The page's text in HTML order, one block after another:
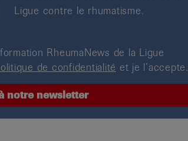
Ligue contre le rhumatisme.
RheumaNews de la Ligue
de confidentialité et je l’accepte.